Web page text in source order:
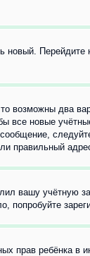
новый.
возможны два
все новые
правильный
вашу
прав ребёнка